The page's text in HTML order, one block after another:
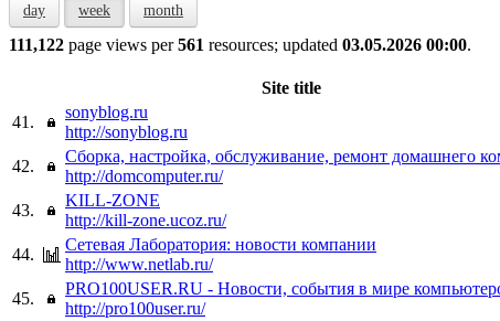
day week month
111,122 page views per561 resources; updated 03.05.2026 00:00.
Site title
41.
sonyblog.ru
http://sonyblog.ru
42.
Сборка, настройка, обслуживание, ремонт домашнего
http://domcomputer.ru/
43.
KILL-ZONE
http://kill-zone.ucoz.ru/
44.
Сетевая Лаборатория: новости компании
http://www.netlab.ru/
45.
PRO100USER.RU - Новости, события в мире
http://pro100user.ru/